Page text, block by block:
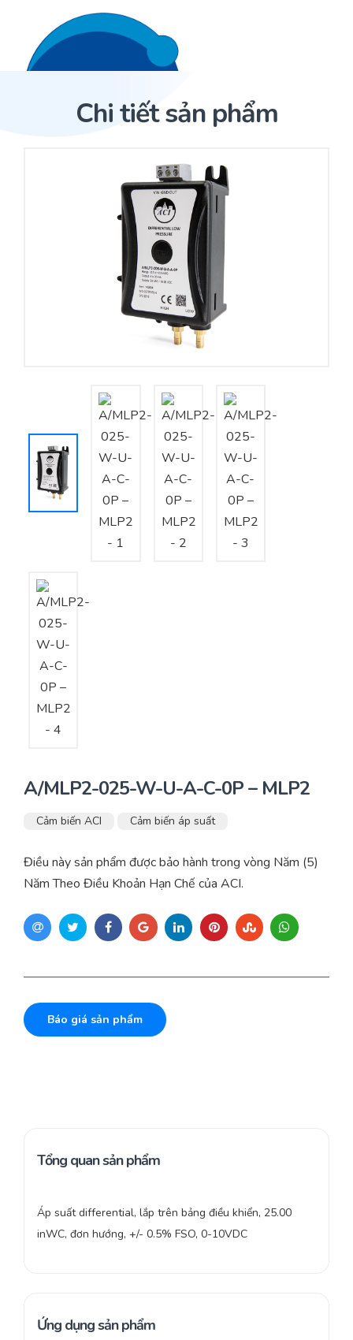
Trang Chủ
Cảm biến ACI
Nhà phân phối cảm biến
Nhà sản xuất thiết bị điều khiển
Cung cấp giải pháp quản lý cho toà nhà (BMS)
Tư vấn – Thiết kế – Cung cấp thiết bị HVAC
Tư vấn thiết kế, thi công tủ điều khiển
Thi công – Lắp đặt hệ thống HVAC
Chi tiết sản phẩm
A/MLP2-025-W-U-A-C-0P – MLP2
Cảm biến ACI Cảm biến áp suất
Điều này sản phẩm được bảo hành trong vòng Năm (5)
Năm Theo Điều Khoản Hạn Chế của ACI.
Báo giá sản phẩm
Tổng quan sản phẩm
Áp suất differential, lắp trên bảng điều khiển, 25.00
inWC, đơn hướng, +/- 0.5% FSO, 0-10VDC
Ứng dụng sản phẩm